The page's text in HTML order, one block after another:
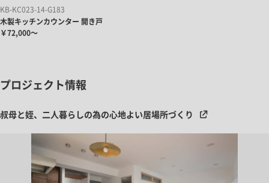
KB-KC023-14-G183
木製キッチンカウンター 開き戸
￥72,000～
プロジェクト情報
叔母と姪、二人暮らしの為の心地よい居場所づくり